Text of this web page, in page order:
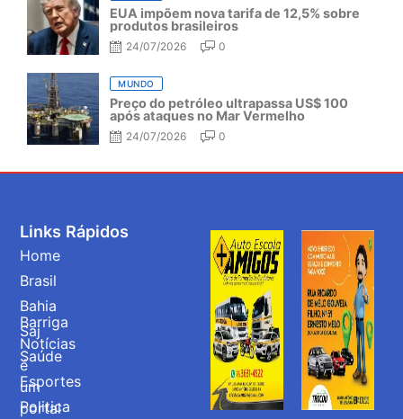
EUA impõem nova tarifa de 12,5% sobre
produtos brasileiros
24/07/2026 0
MUNDO
Preço do petróleo ultrapassa US$ 100
após ataques no Mar Vermelho
24/07/2026 0
Barriga
Notícias
é
um
portal
Links Rápidos
Home
Brasil
Bahia
Saj
Saúde
Esportes
Politica